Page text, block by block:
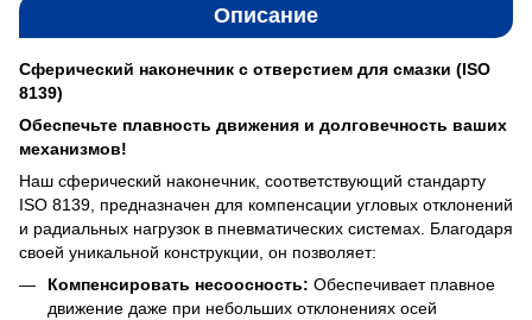
Описание
Сферический наконечник с отверстием для смазки (ISO
8139)
Обеспечьте плавность движения и долговечность ваших
механизмов!
Наш сферический наконечник, соответствующий стандарту
ISO 8139, предназначен для компенсации угловых отклонений
и радиальных нагрузок в пневматических системах. Благодаря
своей уникальной конструкции, он позволяет:
Компенсировать несоосность: Обеспечивает плавное
движение даже при небольших отклонениях осей